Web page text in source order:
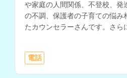
や家庭の人間関係、不登校、発
の不調、保護者の子育ての悩み
たカウンセラーさんです。さら
場の人間関係など、人生にお
電話